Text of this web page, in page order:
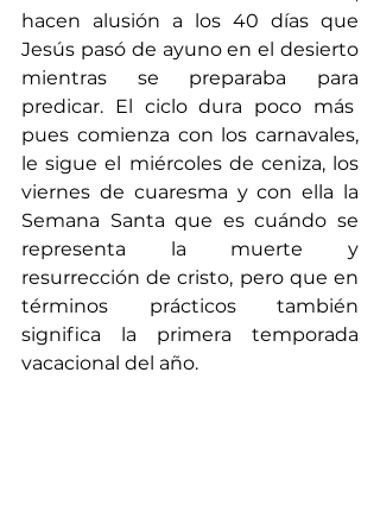
hacen alusión a los 40 días que
Jesús pasó de ayuno en el desierto
mientras se preparaba para
predicar. El ciclo dura poco más
pues comienza con los carnavales,
le sigue el miércoles de ceniza, los
viernes de cuaresma y con ella la
Semana Santa que es cuándo se
representa la muerte y
resurrección de cristo, pero que en
términos prácticos también
significa la primera temporada
vacacional del año.